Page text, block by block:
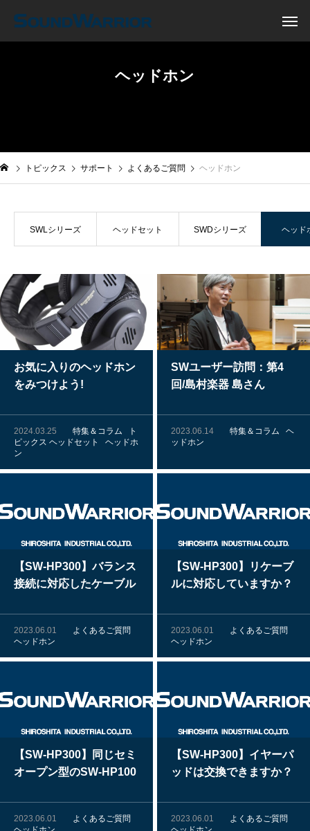
ヘッドホン
トピックス サポート よくあるご質問 ヘッドホン
SWLシリーズ ヘッドセット SWDシリーズ ヘッド
お気に入りのヘッドホン
をみつけよう!
2024.03.25 特集＆コラム
ト
ピックス ヘッドセット
ヘッドホ
ン
SWユーザー訪問：第4
回/島村楽器 島さん
2023.06.14 特集＆コラム
ヘ
ッドホン
【SW-HP300】バランス
接続に対応したケーブル
2023.06.01
よくあるご質問
ヘッドホン
【SW-HP300】リケーブ
ルに対応していますか？
2023.06.01
よくあるご質問
ヘッドホン
【SW-HP300】同じセミ
オープン型のSW-HP100
2023.06.01
よくあるご質問
【SW-HP300】イヤーパ
ッドは交換できますか？
2023.06.01
よくあるご質問